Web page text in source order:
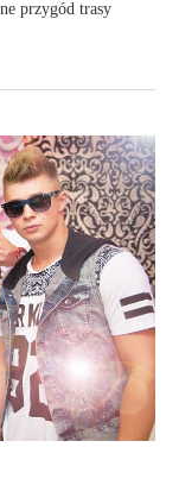
przygód trasy